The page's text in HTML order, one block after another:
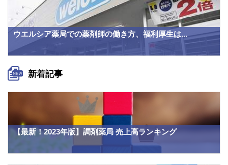
ウエルシア薬局での薬剤師の働き方、福利厚生は...
新着記事
【最新！2023年版】調剤薬局 売上高ランキング